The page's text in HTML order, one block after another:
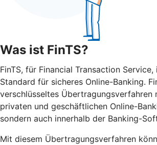
Was ist FinTS?
FinTS, für Financial Transaction
Standard für sicheres Online-Banking.
verschlüsseltes Übertragungsverfahren
privaten und geschäftlichen Online-
sondern auch innerhalb der Banking-
Mit diesem Übertragungsverfahren